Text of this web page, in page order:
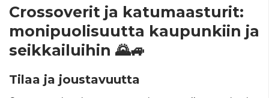
Crossoverit ja katumaasturit:
monipuolisuutta kaupunkiin ja
seikkailuihin 🌄🚙
Tilaa ja joustavuutta